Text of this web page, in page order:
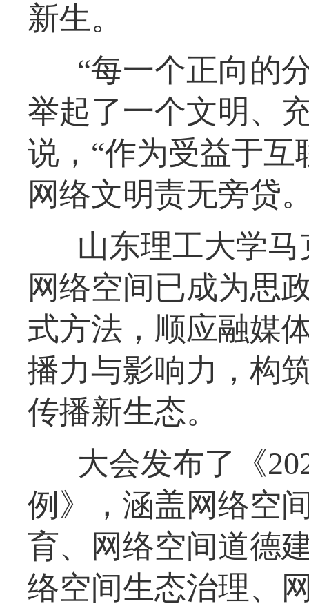
新生。
“每一个正向的
举起了一个文明、
说，“作为受益于
网络文明责无旁贷
山东理工大学
网络空间已成为思
式方法，顺应融媒
播力与影响力，构
传播新生态。
大会发布了《
例》，涵盖网络空
育、网络空间道德
络空间生态治理、